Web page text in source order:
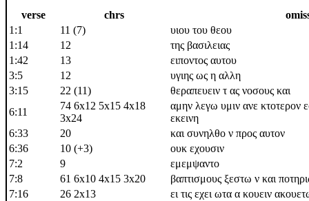
verse chrs
1:1
11 (7)
υιου του θεου
1:14
12
της βασιλειας
1:42
13
ειποντος αυτου
3:5
12
υγιης ως η αλλη
3:15
22 (11)
θεραπευειν τ ας νοσους και
6:11
74 6x12 5x15 4x18
3x24
αμην λεγω υμιν ανε κτοτερον
εκεινη
6:33
20
και συνηλθο ν προς αυτον
6:36
10 (+3)
ουκ εχουσιν
7:2
9
εμεμψαντο
7:8
61 6x10 4x15 3x20
βαπτισμους ξεστω ν και
7:16
26 2x13
ει τις εχει ωτα α κουειν